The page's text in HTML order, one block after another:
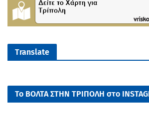
Translate
Το ΒΟΛΤΑ ΣΤΗΝ ΤΡΙΠΟΛΗ στο